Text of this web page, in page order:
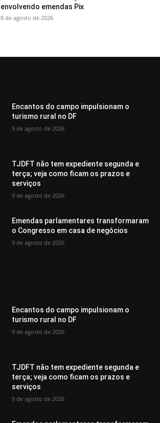
envolvendo emendas Pix
8 de agosto de 2026
Encantos do campo impulsionam o
turismo rural no DF
9 de agosto de 2026
TJDFT não tem expediente segunda e
terça; veja como ficam os prazos e
serviços
9 de agosto de 2026
Emendas parlamentares transformaram
o Congresso em casa de negócios
9 de agosto de 2026
Encantos do campo impulsionam o
turismo rural no DF
9 de agosto de 2026
TJDFT não tem expediente segunda e
terça; veja como ficam os prazos e
serviços
9 de agosto de 2026